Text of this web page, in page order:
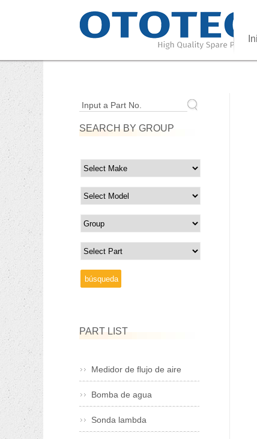
Input a Part No.
SEARCH BY GROUP
PART LIST
Medidor de flujo de aire
Bomba de agua
Sonda lambda